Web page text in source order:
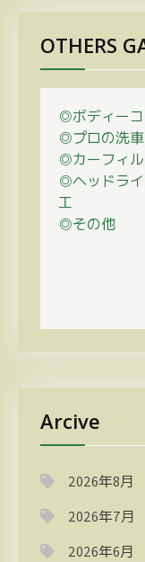
OTHERS
◎ボディー
◎プロの洗車
◎カーフィ
◎ヘッドラ
工
◎その他
Arcive
2026年8月
2026年7月
2026年6月